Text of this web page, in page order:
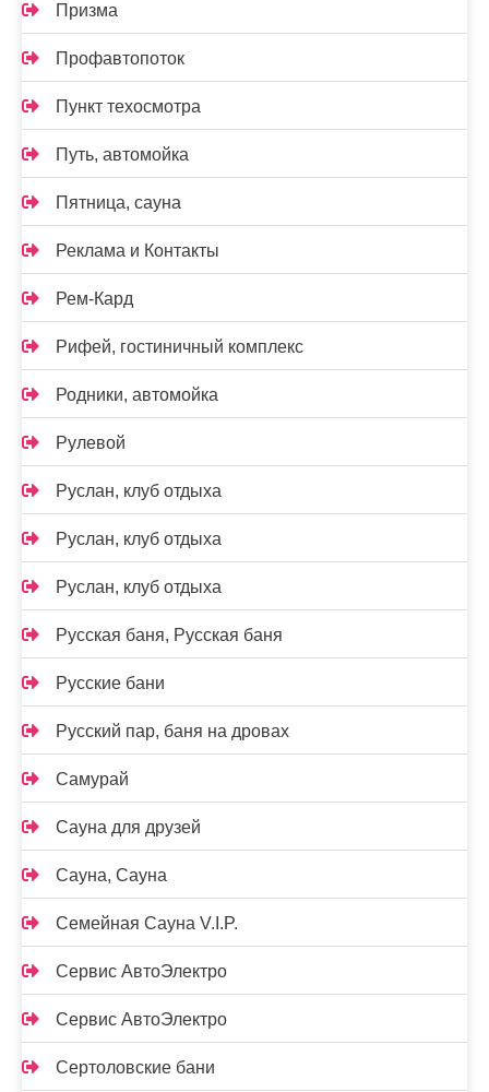
Призма
Профавтопоток
Пункт техосмотра
Путь, автомойка
Пятница, сауна
Реклама и Контакты
Рем-Кард
Рифей, гостиничный комплекс
Родники, автомойка
Рулевой
Руслан, клуб отдыха
Руслан, клуб отдыха
Руслан, клуб отдыха
Русская баня, Русская баня
Русские бани
Русский пар, баня на дровах
Самурай
Сауна для друзей
Сауна, Сауна
Семейная Сауна V.I.P.
Сервис АвтоЭлектро
Сервис АвтоЭлектро
Сертоловские бани